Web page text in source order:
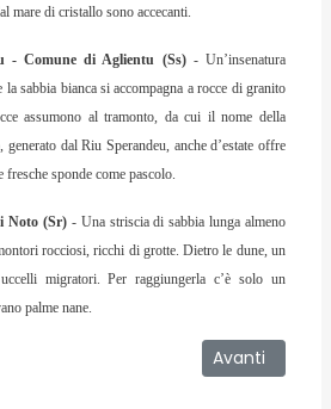
mare di cristallo sono accecanti.
- Comune di Aglientu (Ss)- Un’insenatura
la sabbia bianca si accompagna a rocce di granito
assumono al tramonto, da cui il nome della
dal Riu Sperandeu, anche d’estate offre
sponde come pascolo.
Noto (Sr) - Una striscia di sabbia lunga almeno
rocciosi, ricchi di grotte. Dietro le dune, un
migratori. Per raggiungerla c’è solo un
palme nane.
Le medicine da portare in viaggio
Articolo
Avanti